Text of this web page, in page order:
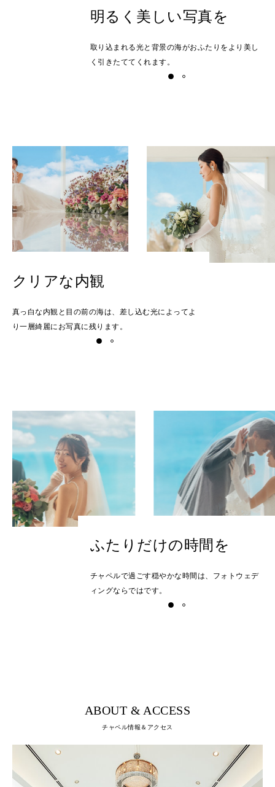
明るく美しい写真を
取り込まれる光と背景の海がおふたりをより美し
く引きたててくれます。
クリアな内観
真っ白な内観と目の前の海は、差し込む光によってよ
り一層綺麗にお写真に残ります。
ふたりだけの時間を
チャペルで過ごす穏やかな時間は、フォトウェデ
ィングならではです。
ABOUT & ACCESS
チャペル情報＆アクセス